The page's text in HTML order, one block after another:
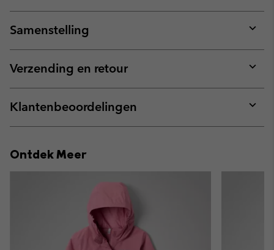
Samenstelling
or
Verzending en retour
or
Klantenbeoordelingen
or
Ontdek Meer